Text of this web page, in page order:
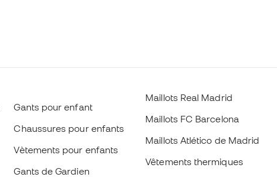
Gants pour enfant
Chaussures pour enfants
Vètements pour enfants
Gants de Gardien
Maillots Real Madrid
Maillots FC Barcelona
Maillots Atlético de Madrid
Vêtements thermiques